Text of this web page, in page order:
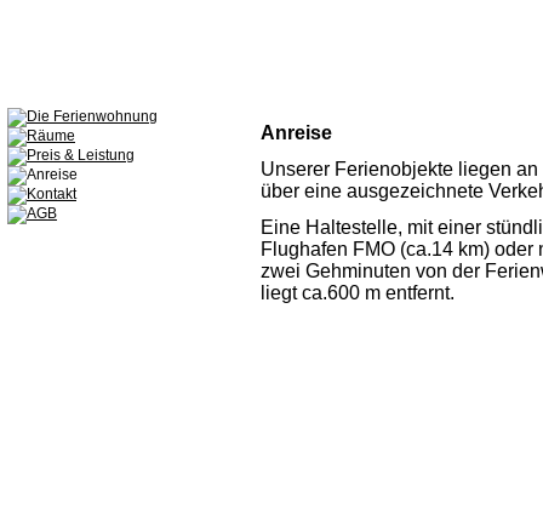
Anreise
Unserer Ferienobjekte liegen
über eine ausgezeichnete
Eine Haltestelle, mit einer
Flughafen FMO (ca.14 km)
zwei Gehminuten von der
liegt ca.600 m entfernt.